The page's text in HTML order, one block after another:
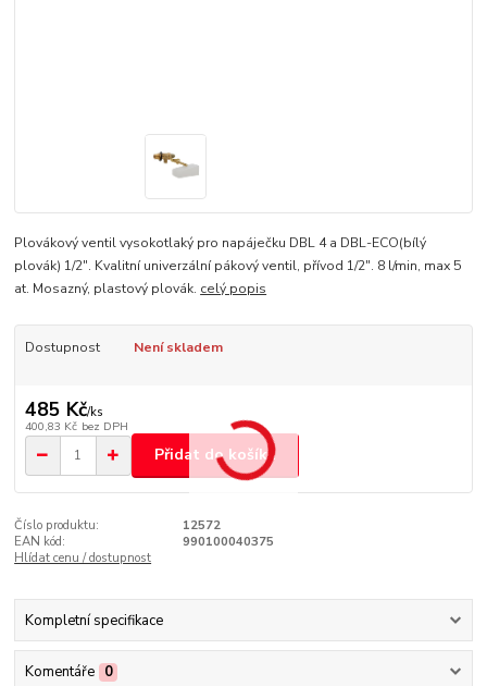
Plovákový ventil vysokotlaký pro napáječku DBL 4 a DBL-ECO(bílý
plovák) 1/2". Kvalitní univerzální pákový ventil, přívod 1/2". 8 l/min, max 5
at. Mosazný, plastový plovák. celý popis
Dostupnost Není skladem
485 Kč/ks
400,83 Kč bez DPH
Přidat do košíku
Číslo produktu:
12572
EAN kód:
990100040375
Hlídat cenu / dostupnost
Kompletní specifikace
Komentáře 0